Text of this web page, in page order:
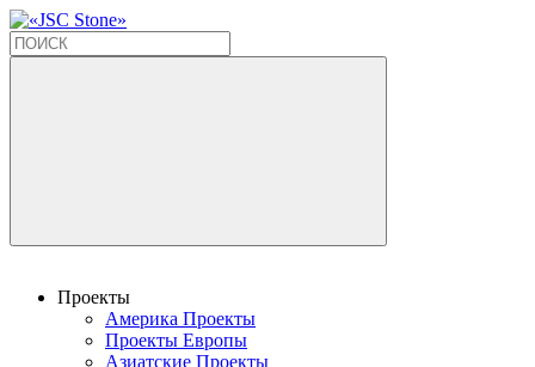
Проекты
Америка Проекты
Проекты Европы
Азиатские Проекты